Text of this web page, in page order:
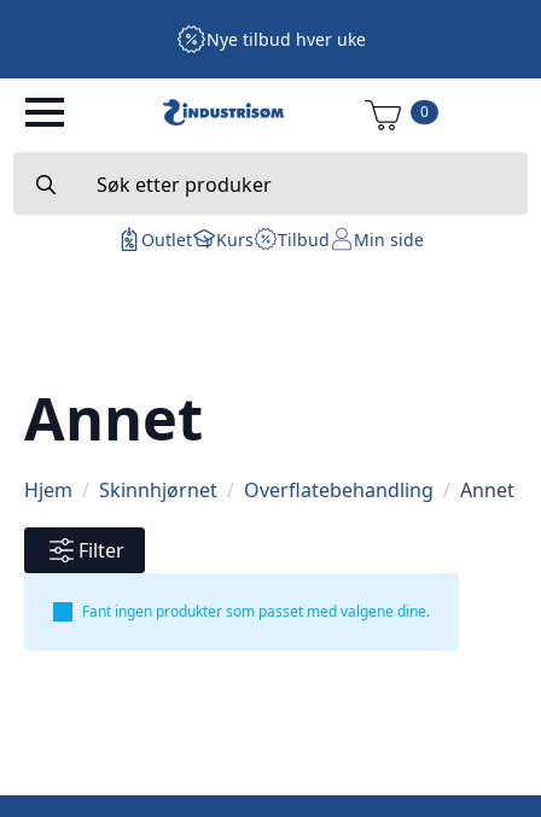
Nye tilbud hver uke
0
for:
Outlet Kurs Tilbud Min side
Annet
Hjem Skinnhjørnet Overflatebehandling Annet
Filter
Fant ingen produkter som passet med valgene dine.